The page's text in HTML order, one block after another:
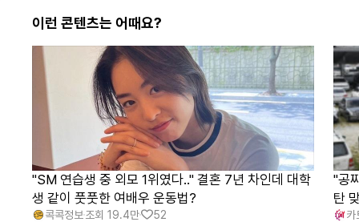
이런 콘텐츠는 어때요?
"SM 연습생 중 외모 1위였다.." 결혼 7년 차인데 대학
생 같이 풋풋한 여배우 운동법?
콕콕정보 조회 19.4만 52
"공
탄
카